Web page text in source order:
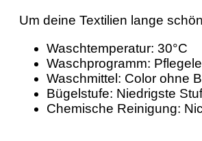
Um deine Textilien lange
Waschtemperatur: 30°C
Waschprogramm:
Waschmittel: Color ohne
Bügelstufe: Niedrigste
Chemische Reinigung: